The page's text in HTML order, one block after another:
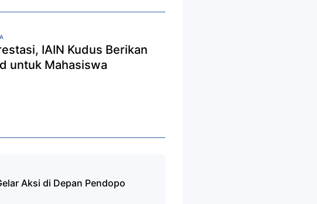
IAIN Kudus Berikan
untuk Mahasiswa
Aksi di Depan Pendopo